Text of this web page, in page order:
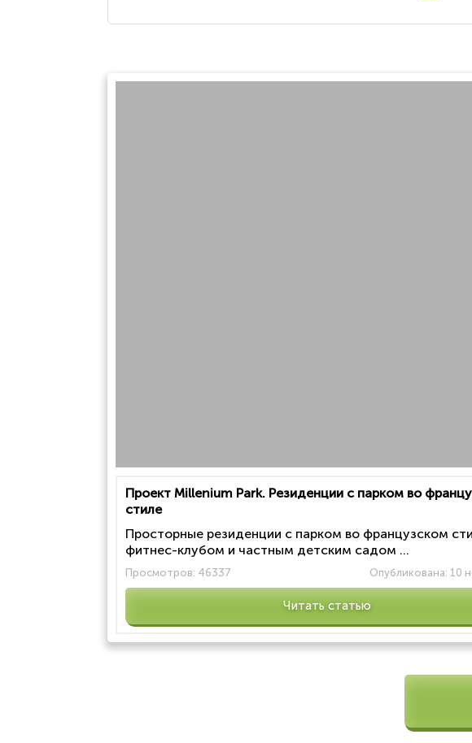
Проект Millenium Park. Резиденции с парком во
стиле
Просторные резиденции с парком во французском
фитнес-клубом и частным детским садом ...
Просмотров: 46337 Опубликована: 10
Читать статью